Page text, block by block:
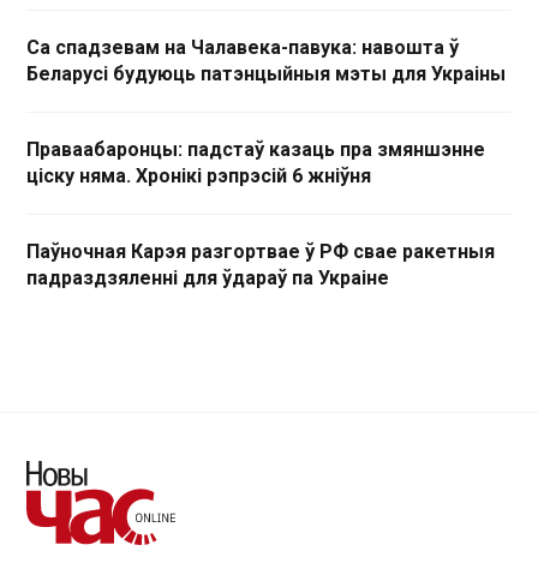
Са спадзевам на Чалавека-павука: навошта ў
Беларусі будуюць патэнцыйныя мэты для Украіны
Праваабаронцы: падстаў казаць пра змяншэнне
ціску няма. Хронікі рэпрэсій 6 жніўня
Паўночная Карэя разгортвае ў РФ свае ракетныя
падраздзяленні для ўдараў па Украіне